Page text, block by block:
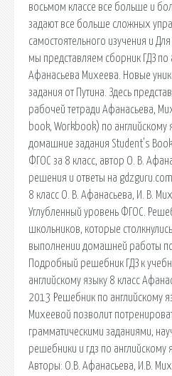
восьмом классе все больше и
задают все больше сложных
самостоятельного изучения и
мы представляем сборник ГДЗ по
Афанасьева Михеева. Новые
задания от Путина. Здесь
рабочей тетради Афанасьева,
book, Workbook) по английскому
домашние задания Student's
ФГОС за 8 класс, автор О. В.
решения и ответы на
8 класс О. В. Афанасьева, И. В.
Углубленный уровень ФГОС.
школьников, которые
выполнении домашней работы
Подробный решебник ГДЗ к
английскому языку 8 класс
2013 Решебник по английскому
Михеевой позволит
грамматическими заданиями,
решебники и гдз по английскому
Авторы: О.В. Афанасьева, И.В.